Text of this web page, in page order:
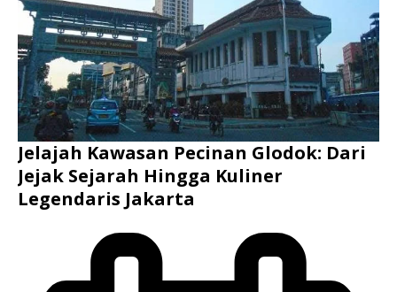
Jelajah Kawasan Pecinan Glodok: Dari
Jejak Sejarah Hingga Kuliner
Legendaris Jakarta